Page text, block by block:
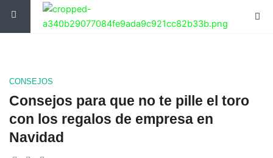
contenido
CONSEJOS
Consejos para que no te pille el toro
con los regalos de empresa en
Navidad